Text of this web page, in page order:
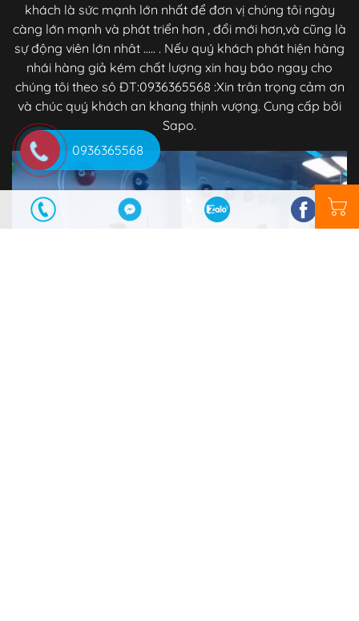
khách là sức mạnh lớn nhất để đơn vị chúng tôi ngày
càng lớn mạnh và phát triển hơn , đổi mới hơn,và cũng là
sự động viên lớn nhât ..... . Nếu quý khách phát hiện hàng
nhái hàng giả kém chất lượng xin hay báo ngay cho
chúng tôi theo sô ĐT:0936365568 :Xin trân trọng cảm ơn
và chúc quý khách an khang thịnh vượng. Cung cấp bởi
Sapo.
0936365568